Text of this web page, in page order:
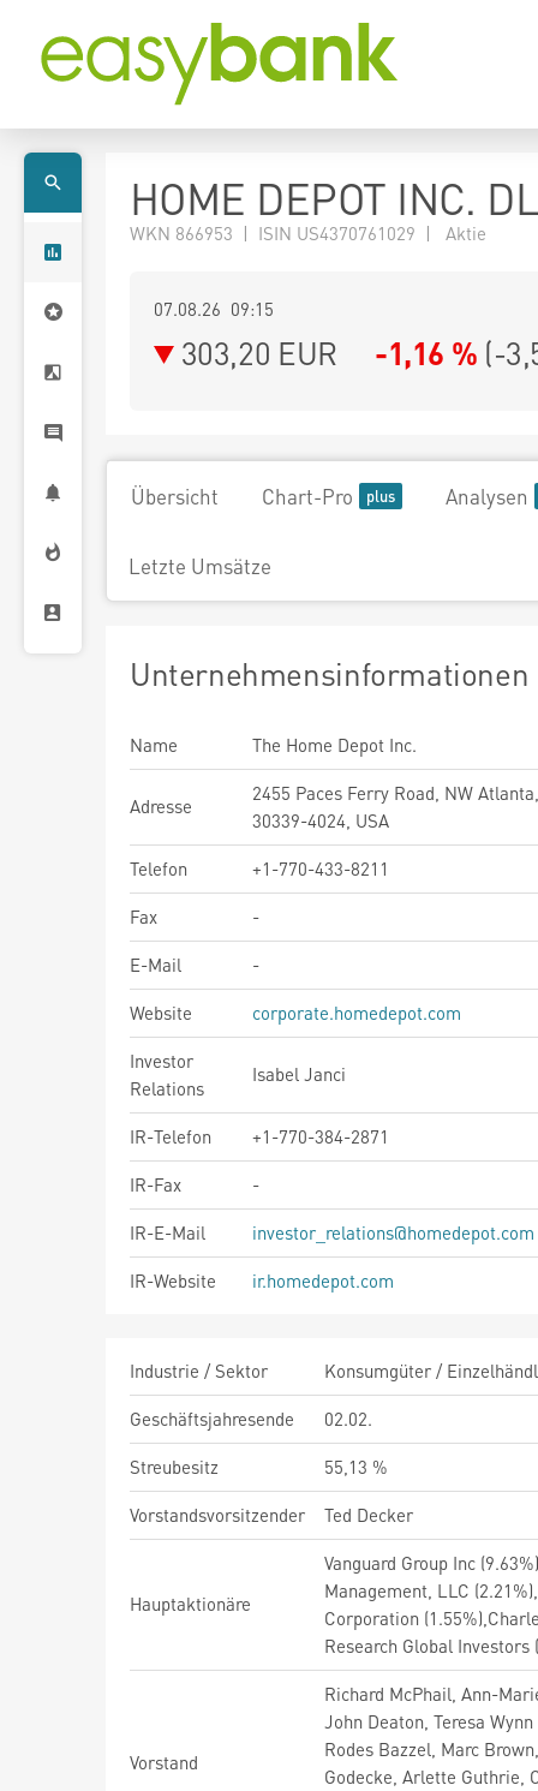
HOME DEPOT INC.
WKN 866953 | ISIN US4370761029 | Aktie
07.08.26 09:15
303,20 EUR -1,16 % (-
Übersicht Chart-Pro Analysen
Letzte Umsätze
Unternehmensinformationen
Name The Home Depot Inc.
Adresse
2455 Paces Ferry Road, NW
30339-4024, USA
Telefon
+1-770-433-8211
Fax
-
E-Mail
-
Website
corporate.homedepot.com
Investor
Relations
Isabel Janci
IR-Telefon
+1-770-384-2871
IR-Fax
-
IR-E-Mail
investor_relations@homedepot.com
IR-Website
ir.homedepot.com
Industrie / Sektor
Konsumgüter /
Geschäftsjahresende
02.02.
Streubesitz
55,13 %
Vorstandsvorsitzender
Ted Decker
Hauptaktionäre
Vanguard Group Inc
Management, LLC
Corporation
Research Global Investors
Vorstand
Richard McPhail, Ann-
John Deaton, Teresa
Rodes Bazzel, Marc
Godecke, Arlette Guthrie,